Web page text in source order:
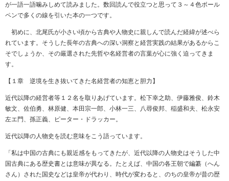
が一語一語噛みしめて読みました。数回読んで役立つと思って３～４色ボール
ペンで多くの線を引いた本の一つです。
初めに、北尾氏が小さい頃から古典や人物史に親しんで読んだ経緯が述べら
れています。そうした長年の古典への深い洞察と経営実践の結果があるからこ
そでしょうか、その厳選された先哲や名経営者の言葉が心に強く迫ってきま
す。
【１章 逆境を生き抜いてきた名経営者の知恵と胆力】
近代以降の経営者等１２名を取りあげています。松下幸之助、伊藤雅俊、鈴木
敏文、佐伯勇、林原健、本田宗一郎、小林一三、八尋俊邦、稲盛和夫、松永安
左エ門、孫正義、ピーター・ドラッカー。
近代以降の人物史を読む意味をこう語っています。
「私は中国の古典にも親近感をもってきたが、近代以降の人物史はそうした中
国古典にある歴史書とは意味が異なる。たとえば、中国の各王朝で編纂（へん
さん）された国史などは皇帝が代わり、時代が変わると、のちの皇帝が昔の歴